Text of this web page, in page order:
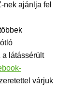
nek ajánlja fel
a látássérült
várjuk